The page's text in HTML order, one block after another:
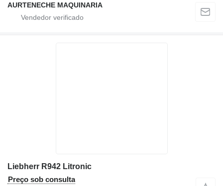
AURTENECHE MAQUINARIA
Liebherr R942 Litronic
Preço sob consulta